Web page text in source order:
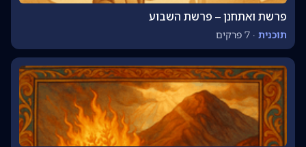
פרשת ואתחנן – פרשת השבוע
תוכנית · 7 פרקים